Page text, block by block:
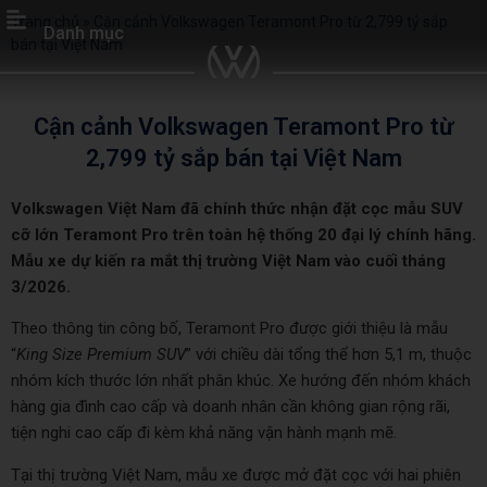
Danh mục
Trang chủ
bán tại Việt Nam
Cận cảnh Volkswagen Teramont Pro từ
2,799 tỷ sắp bán tại Việt Nam
Volkswagen Việt Nam đã chính thức nhận đặt cọc mẫu SUV
cỡ lớn Teramont Pro trên toàn hệ thống 20 đại lý chính hãng.
Mẫu xe dự kiến ra mắt thị trường Việt Nam vào cuối tháng
3/2026.
Theo thông tin công bố, Teramont Pro được giới thiệu là mẫu
“King Size Premium SUV” với chiều dài tổng thể hơn 5,1 m, thuộc
nhóm kích thước lớn nhất phân khúc. Xe hướng đến nhóm khách
hàng gia đình cao cấp và doanh nhân cần không gian rộng rãi,
tiện nghi cao cấp đi kèm khả năng vận hành mạnh mẽ.
Tại thị trường Việt Nam, mẫu xe được mở đặt cọc với hai phiên